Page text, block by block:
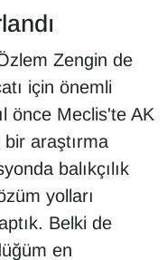
Zengin de
için önemli
önce Meclis'te AK
araştırma
balıkçılık
yolları
Belki de
en